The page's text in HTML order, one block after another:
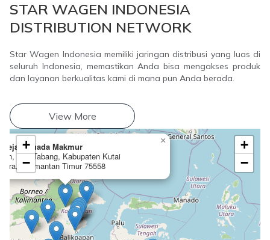
STAR WAGEN INDONESIA
DISTRIBUTION NETWORK
Star Wagen Indonesia memiliki jaringan distribusi yang luas di
seluruh Indonesia, memastikan Anda bisa mengakses produk
dan layanan berkualitas kami di mana pun Anda berada.
View More
Mahada Makmur
Kec Tabang, Kabupaten Kutai
Kalimantan Timur 75558
×
+
−
+
−